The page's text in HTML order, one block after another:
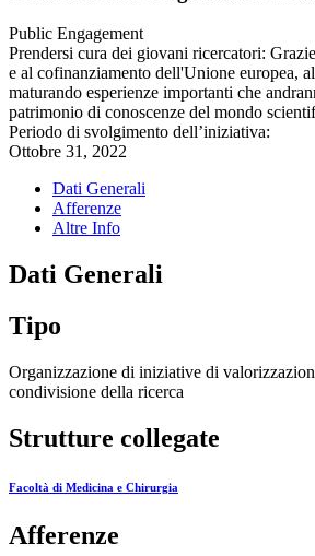
Public Engagement
Prendersi cura dei giovani ricercatori:
e al cofinanziamento dell'Unione europea,
maturando esperienze importanti che
patrimonio di conoscenze del mondo
Periodo di svolgimento dell’iniziativa:
Ottobre 31, 2022
Dati Generali
Afferenze
Altre Info
Dati Generali
Tipo
Organizzazione di iniziative di
condivisione della ricerca
Strutture collegate
Facoltà di Medicina e Chirurgia
Afferenze